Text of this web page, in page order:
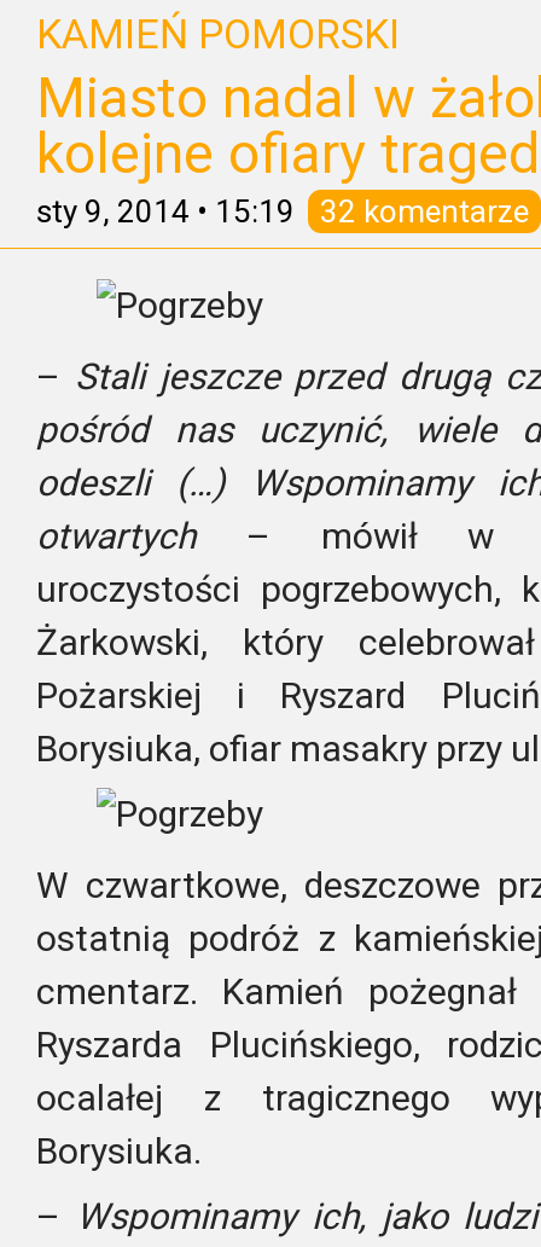
KAMIEŃ POMORSKI
Miasto nadal w
kolejne ofiary
sty 9, 2014 • 15:19 32 komentarze
– Stali jeszcze przed drugą
pośród nas uczynić, wiele
odeszli (…) Wspominamy
otwartych– mówił w
uroczystości pogrzebowych,
Żarkowski, który
Pożarskiej i Ryszard
Borysiuka, ofiar masakry przy
W czwartkowe, deszczowe
ostatnią podróż z
cmentarz. Kamień
Ryszarda Plucińskiego,
ocalałej z tragicznego
Borysiuka.
–
Wspominamy ich, jako